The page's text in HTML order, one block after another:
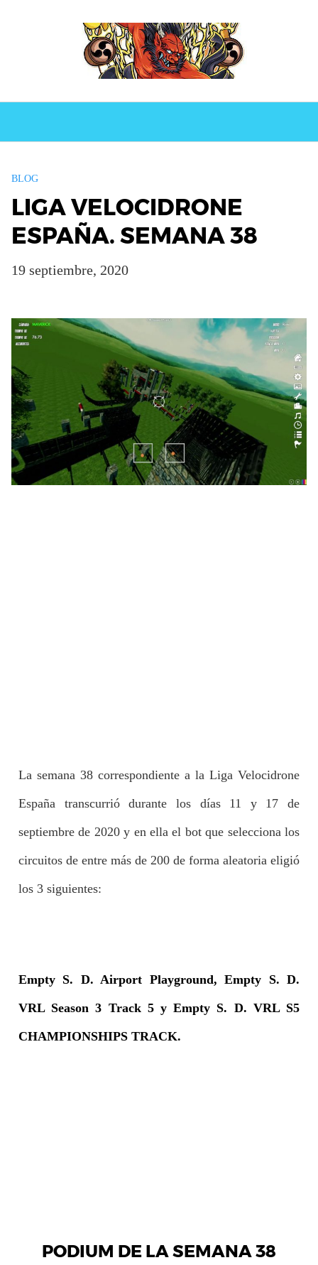
BLOG
LIGA VELOCIDRONE
ESPAÑA. SEMANA 38
19 septiembre, 2020
La semana 38 correspondiente a la Liga Velocidrone
España transcurrió durante los días 11 y 17 de
septiembre de 2020 y en ella el bot que selecciona los
circuitos de entre más de 200 de forma aleatoria eligió
los 3 siguientes:
Empty S. D. Airport Playground, Empty S. D.
VRL Season 3 Track 5 y Empty S. D. VRL S5
CHAMPIONSHIPS TRACK.
PODIUM DE LA SEMANA 38